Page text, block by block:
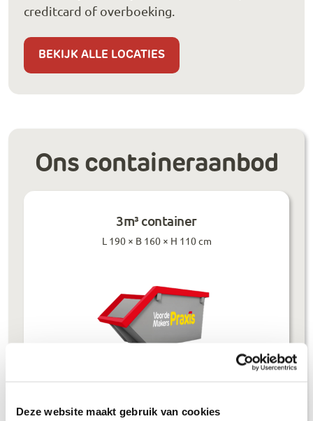
Deze website maakt gebruik van cookies
creditcard of overboeking.
BEKIJK ALLE LOCATIES
Ons containeraanbod
3m³ container
L 190 × B 160 × H 110 cm